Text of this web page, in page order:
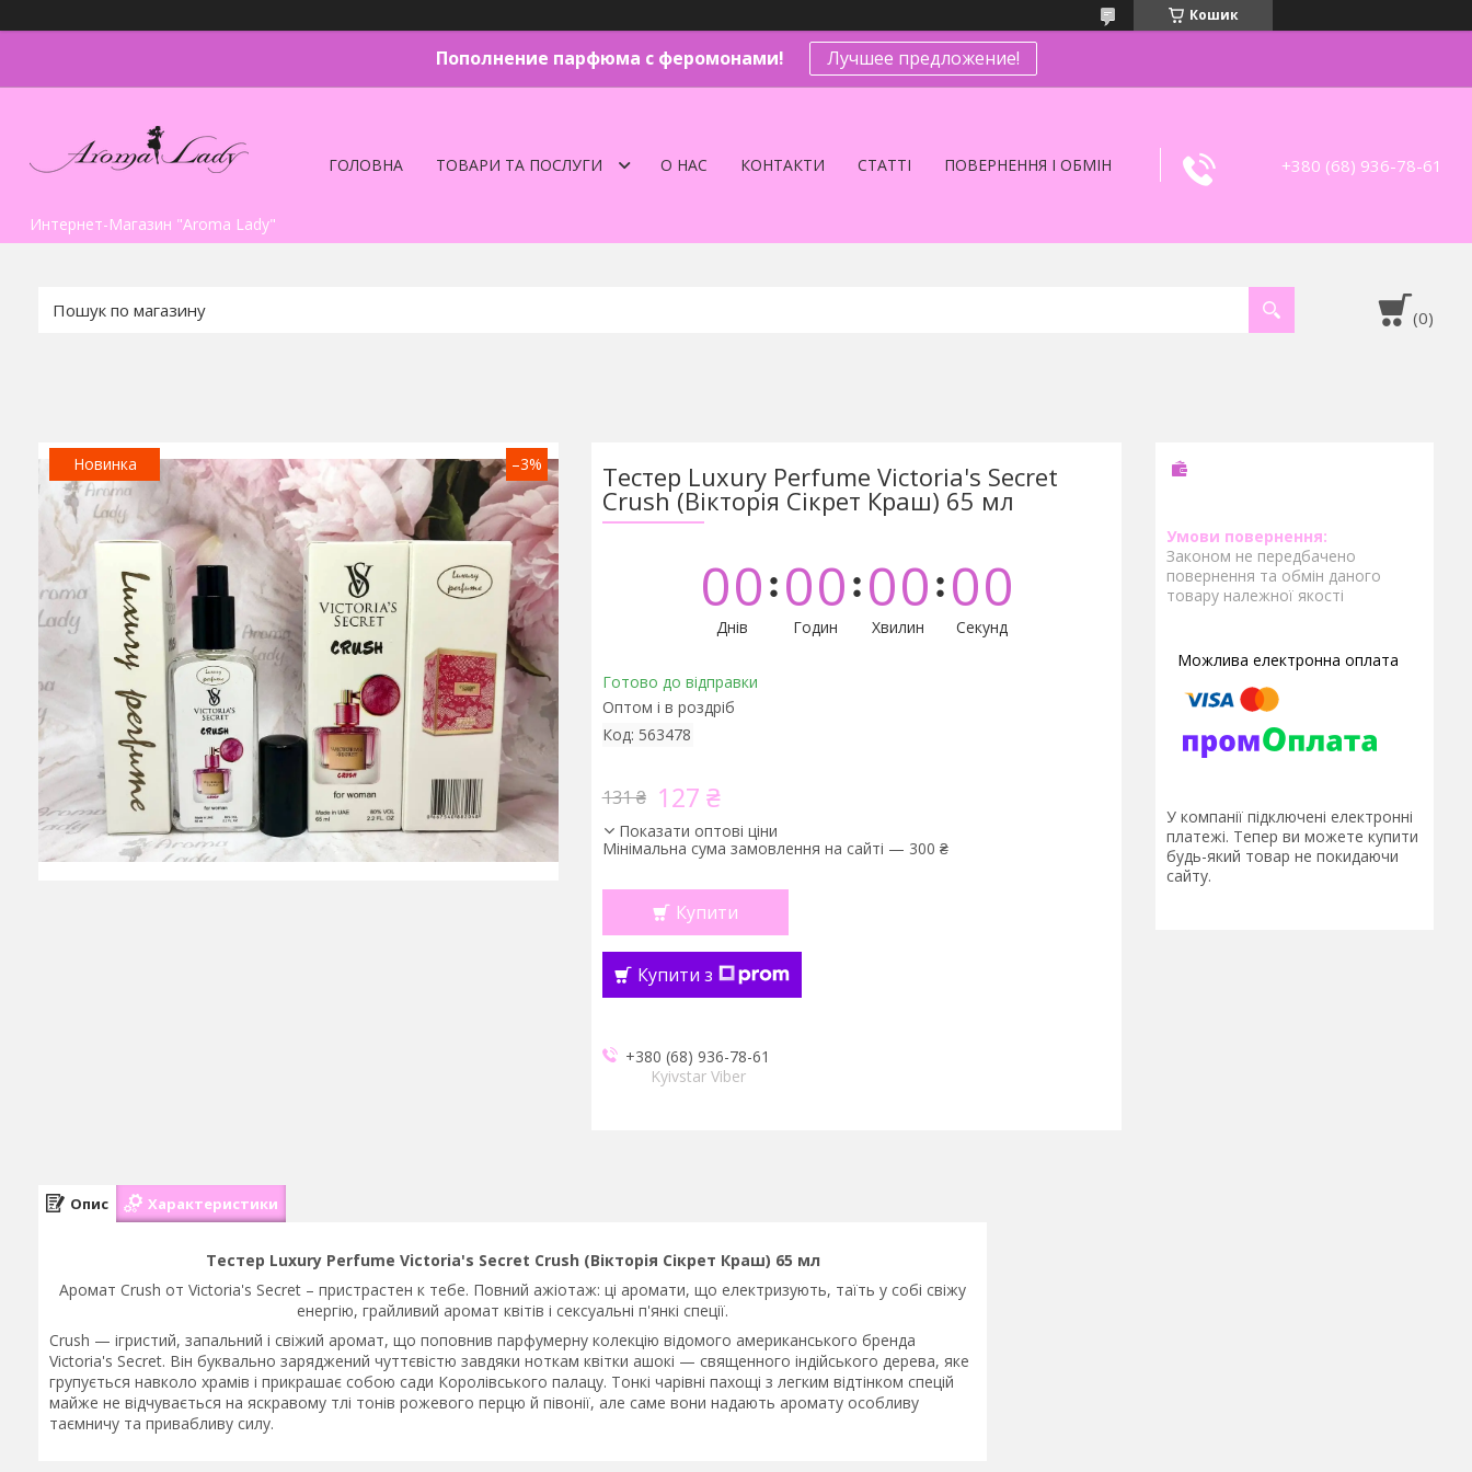
Кошик
Пополнение парфюма с феромонами! Лучшее предложение!
Интернет-Магазин "Aroma Lady"
ГОЛОВНА ТОВАРИ ТА ПОСЛУГИ О НАС КОНТАКТИ СТАТТІ ПОВЕРНЕННЯ І ОБМІН +380 (68) 936-78-61
Новинка –3% Тестер Luxury Perfume Victoria's Secret
Crush (Вікторія Сікрет Краш) 65 мл
00
Днів
00
Годин
00
Хвилин
00
Секунд
Готово до відправки
Оптом і в роздріб
Код: 563478
131 ₴ 127 ₴
Показати оптові ціни
Мінімальна сума замовлення на сайті — 300 ₴
Купити
Купити з
+380 (68) 936-78-61
Kyivstar Viber
Законом не передбачено
повернення та обмін даного
товару належної якості
У компанії підключені електронні
платежі. Тепер ви можете купити
будь-який товар не покидаючи
сайту.
Опис Характеристики
Тестер Luxury Perfume Victoria's Secret Crush (Вікторія Сікрет Краш) 65 мл
Аромат Crush от Victoria's Secret – пристрастен к тебе. Повний ажіотаж: ці аромати, що електризують, таїть у собі свіжу
енергію, грайливий аромат квітів і сексуальні п'янкі спеції.
Crush — ігристий, запальний і свіжий аромат, що поповнив парфумерну колекцію відомого американського бренда
Victoria's Secret. Він буквально заряджений чуттєвістю завдяки ноткам квітки ашокі — священного індійського дерева, яке
групується навколо храмів і прикрашає собою сади Королівського палацу. Тонкі чарівні пахощі з легким відтінком спецій
майже не відчувається на яскравому тлі тонів рожевого перцю й півонії, але саме вони надають аромату особливу
таємничу та привабливу силу.